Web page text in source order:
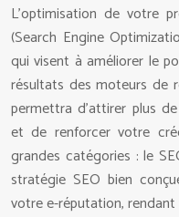
L’optimisation de votre
(Search Engine
qui visent à améliorer le
résultats des moteurs de
permettra d’attirer plus
et de renforcer votre
grandes catégories : le
stratégie SEO bien
votre e-réputation,